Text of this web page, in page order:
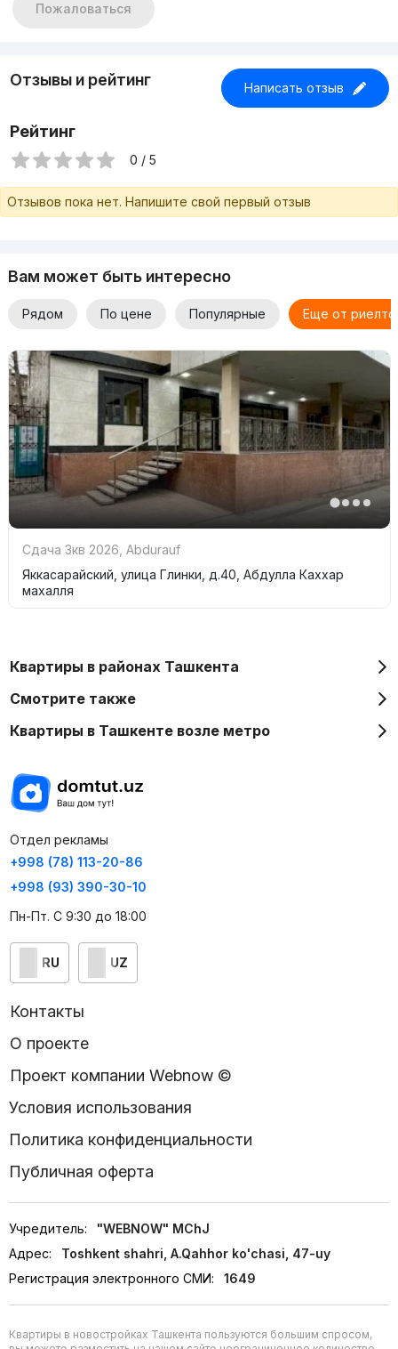
Пожаловаться
Отзывы и рейтинг Написать отзыв
Рейтинг
0 / 5
Отзывов пока нет. Напишите свой первый отзыв
Вам может быть интересно
Рядом По цене Популярные Еще от
Сдача 3кв 2026 Abdurauf
Яккасарайский, улица Глинки, д.40, Абдулла Каххар
махалля
Квартиры в районах Ташкента
Смотрите также
Квартиры в Ташкенте возле метро
Отдел рекламы
+998 (78) 113-20-86
+998 (93) 390-30-10
Пн-Пт. С 9:30 до 18:00
RU UZ
Контакты
О проекте
Проект компании Webnow ©
Условия использования
Политика конфиденциальности
Публичная оферта
Учредитель:
"WEBNOW" MChJ
Адрес:
Toshkent shahri, A.Qahhor ko'chasi, 47-uy
Регистрация электронного СМИ:
1649
Квартиры в новостройках Ташкента пользуются большим спросом,